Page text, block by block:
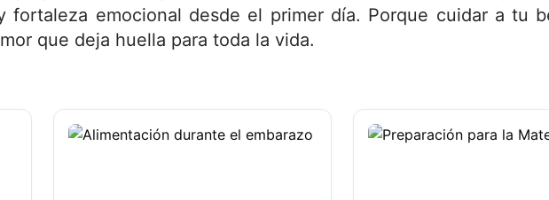
fortaleza emocional desde el primer día. Porque cuidar a tu
que deja huella para toda la vida.